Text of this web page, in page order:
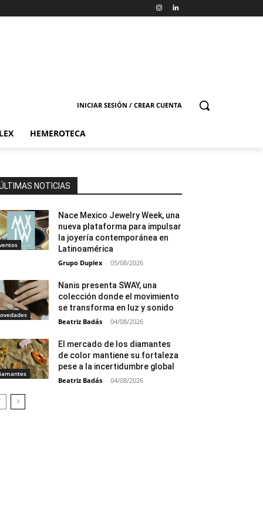
INICIAR SESIÓN / CREAR CUENTA
HEMEROTECA
NOTICIAS
Nace Mexico Jewelry Week, una
nueva plataforma para impulsar
la joyería contemporánea en
Latinoamérica
Grupo Duplex - 05/08/2026
Nanis presenta SWAY, una
colección donde el movimiento
se transforma en luz y sonido
Beatriz Badás - 04/08/2026
El mercado de los diamantes
de color mantiene su fortaleza
pese a la incertidumbre global
Beatriz Badás - 04/08/2026